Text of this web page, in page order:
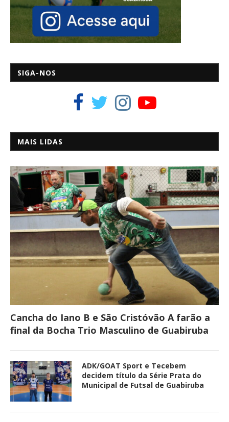
SIGA-NOS
MAIS LIDAS
Cancha do Iano B e São Cristóvão A farão a
final da Bocha Trio Masculino de Guabiruba
ADK/GOAT Sport e Tecebem
decidem título da Série Prata do
Municipal de Futsal de Guabiruba